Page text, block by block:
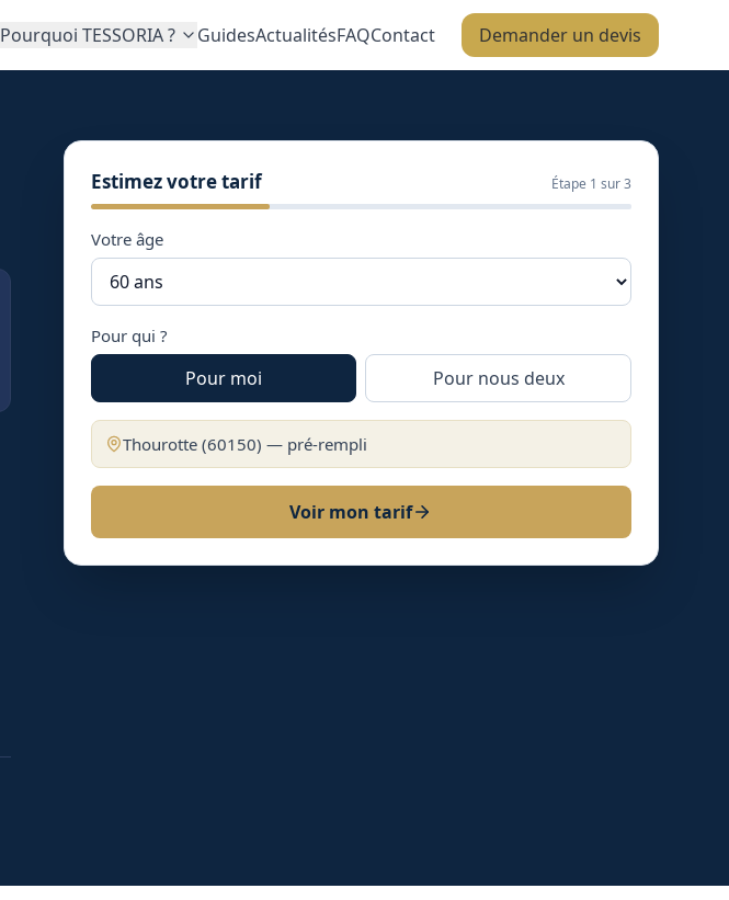
Pourquoi TESSORIA ? GuidesActualitésFAQContact Demander un devis
Estimez votre tarif Étape 1 sur 3
Votre âge
Pour qui ?
Pour moi Pour nous deux
Thourotte(60150) — pré-rempli
Voir mon tarif